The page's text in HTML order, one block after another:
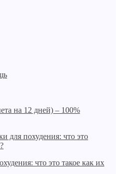
на 12 дней) – 100%
что это такое как их